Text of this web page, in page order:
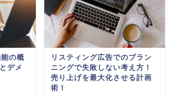
の概
デメ
リスティング広告でのプラン
ニングで失敗しない考え方！
売り上げを最大化させる計画
術！